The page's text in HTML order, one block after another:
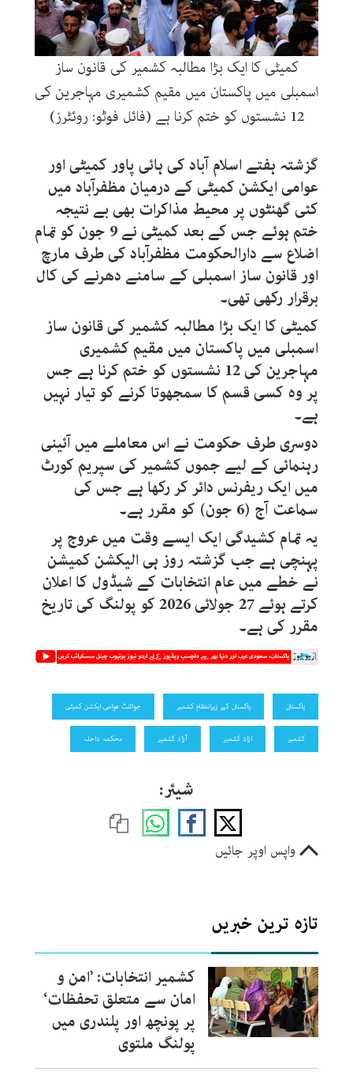
کمیٹی کا ایک بڑا مطالبہ کشمیر کی قانون ساز
اسمبلی میں پاکستان میں مقیم کشمیری مہاجرین کی
12 نشستوں کو ختم کرنا ہے (فائل فوٹو: روئٹرز)
گزشتہ ہفتے اسلام آباد کی ہائی پاور کمیٹی اور
عوامی ایکشن کمیٹی کے درمیان مظفرآباد میں
کئی گھنٹوں پر محیط مذاکرات بھی بے نتیجہ
ختم ہوئے جس کے بعد کمیٹی نے 9 جون کو تمام
اضلاع سے دارالحکومت مظفرآباد کی طرف مارچ
اور قانون ساز اسمبلی کے سامنے دھرنے کی کال
برقرار رکھی تھی۔
کمیٹی کا ایک بڑا مطالبہ کشمیر کی قانون ساز
اسمبلی میں پاکستان میں مقیم کشمیری
مہاجرین کی 12 نشستوں کو ختم کرنا ہے جس
پر وہ کسی قسم کا سمجھوتا کرنے کو تیار نہیں
ہے۔
دوسری طرف حکومت نے اس معاملے میں آئینی
رہنمائی کے لیے جموں کشمیر کی سپریم کورٹ
میں ایک ریفرنس دائر کر رکھا ہے جس کی
سماعت آج (6 جون) کو مقرر ہے۔
یہ تمام کشیدگی ایک ایسے وقت میں عروج پر
پہنچی ہے جب گزشتہ روز ہی الیکشن کمیشن
نے خطے میں عام انتخابات کے شیڈول کا اعلان
کرتے ہوئے 27 جولائی 2026 کو پولنگ کی تاریخ
مقرر کی ہے۔
پاکستان پاکستان کے زیرانتظام کشمیر جوائنٹ عوامی ایکشن کمیٹی
کشمیر ازاد کشمیر آزاد کشمیر محکمہ داخلہ
شیئر:
واپس اوپر جائیں
تازہ ترین خبریں
کشمیر انتخابات: ’امن و
امان سے متعلق تحفظات‘
پر پونچھ اور پلندری میں
پولنگ ملتوی